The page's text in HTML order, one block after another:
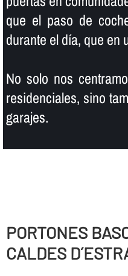
que el paso de
durante el dí­a, que en
No solo nos
residenciales, sino
garajes.
PORTONES
CALDES